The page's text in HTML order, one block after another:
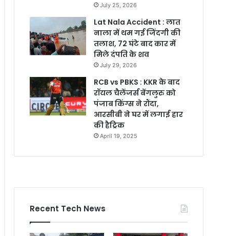
July 25, 2026
Lat Nala Accident : लात
नाला में थम गई जिंदगी की
तलाश, 72 घंटे बाद कार में
मिले दंपति के शव
July 29, 2026
RCB vs PBKS : KKR के बाद
रॉयल चैलेंजर्स बेंगलुरु को
पंजाब किंग्स ने रौंदा,
आरसीबी ने घर में लगाई हार
की हैट्रिक
April 19, 2025
Recent Tech News